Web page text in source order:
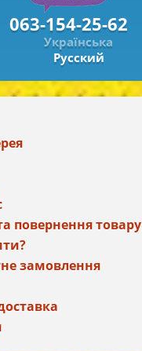
063-154-25-62
Українська
Русский
повернення товару
замовлення